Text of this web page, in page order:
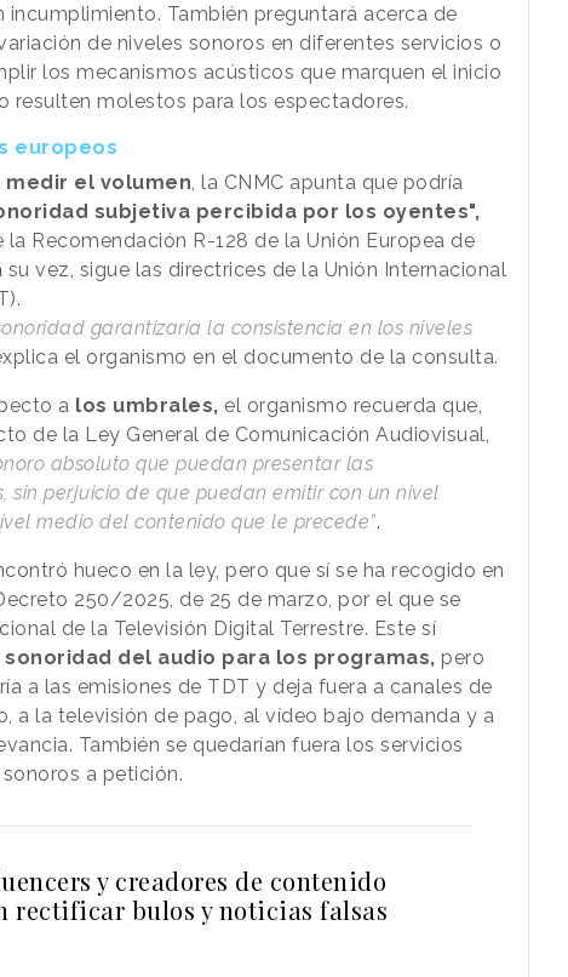
incumplimiento. También preguntará acerca de
de niveles sonoros en diferentes servicios o
los mecanismos acústicos que marquen el inicio
resulten molestos para los espectadores.
europeos
medir el volumen, la CNMC apunta que podría
subjetiva percibida por los oyentes",
Recomendación R-128 de la Unión Europea de
su vez, sigue las directrices de la Unión Internacional
garantizaría la consistencia en los niveles
el organismo en el documento de la consulta.
a los umbrales, el organismo recuerda que,
de la Ley General de Comunicación Audiovisual,
absoluto que puedan presentar las
sin perjuicio de que puedan emitir con un nivel
medio del contenido que le precede”.
hueco en la ley, pero que sí se ha recogido en
250/2025, de 25 de marzo, por el que se
de la Televisión Digital Terrestre. Este sí
sonoridad del audio para los programas, pero
a las emisiones de TDT y deja fuera a canales de
a la televisión de pago, al vídeo bajo demanda y a
También se quedarían fuera los servicios
a petición.
y creadores de contenido
rectificar bulos y noticias falsas